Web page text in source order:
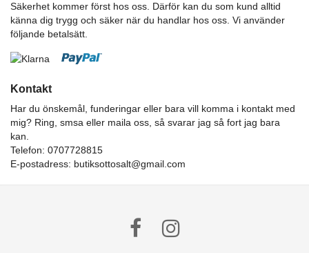
Säkerhet kommer först hos oss. Därför kan du som kund alltid
känna dig trygg och säker när du handlar hos oss. Vi använder
följande betalsätt.
Kontakt
Har du önskemål, funderingar eller bara vill komma i kontakt med
mig? Ring, smsa eller maila oss, så svarar jag så fort jag bara
kan.
Telefon: 0707728815
E-postadress: butiksottosalt@gmail.com